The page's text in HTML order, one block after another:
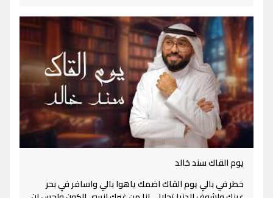
يوم القاك سند خالد
خطر في بالي يوم القاك اضمك ياهوا بالي واسافر في بحر